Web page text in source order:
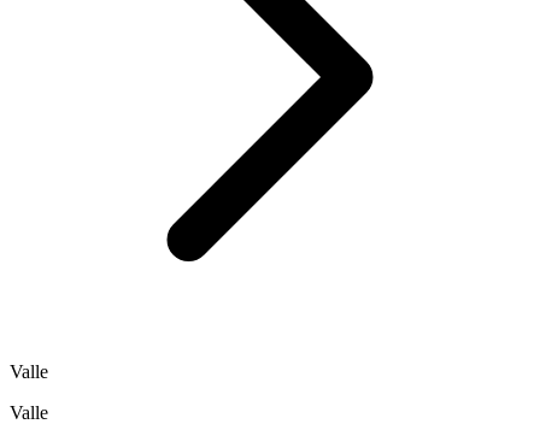
Valle
Valle